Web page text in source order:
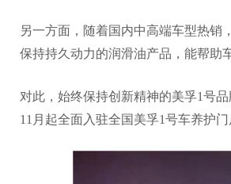
另一方面，随着国内中高端车型热销
保持持久动力的润滑油产品，能帮助
对此，始终保持创新精神的美孚1号
11月起全面入驻全国美孚1号车养护门